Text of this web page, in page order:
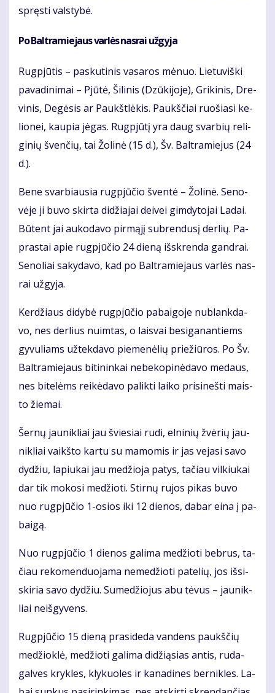
spręs­ti vals­ty­bė.
Po Bal­tra­mie­jaus var­lės nas­rai už­gy­ja
Rug­pjū­tis – pas­ku­ti­nis va­sa­ros mė­nuo. Lie­tu­viš­ki
pa­va­di­ni­mai – Pjū­tė, Ši­li­nis (Dzū­ki­jo­je), Gri­ki­nis, Dre­
vi­nis, De­gė­sis ar Paukšt­lė­kis. Paukš­čiai ruo­šia­si ke­
lio­nei, kau­pia jė­gas. Rug­pjū­tį yra daug svar­bių re­li­
gi­nių šven­čių, tai Žo­li­nė (15 d.), Šv. Bal­tra­mie­jus (24
d.).
Be­ne svar­biau­sia rug­pjū­čio šven­tė – Žo­li­nė. Se­no­
vė­je ji bu­vo skir­ta di­džia­jai dei­vei gim­dy­to­jai La­dai.
Bū­tent jai au­ko­da­vo pir­mą­jį su­bren­du­sį der­lių. Pa­
pras­tai apie rug­pjū­čio 24 die­ną iš­skren­da gan­drai.
Se­no­liai sa­ky­da­vo, kad po Bal­tra­mie­jaus var­lės nas­
rai už­gy­ja.
Ker­džiaus di­dy­bė rug­pjū­čio pa­bai­go­je nu­blank­da­
vo, nes der­lius nuim­tas, o lais­vai be­si­ga­nan­tiems
gy­vu­liams už­tek­da­vo pie­me­nė­lių prie­žiū­ros. Po Šv.
Bal­tra­mie­jaus bi­ti­nin­kai ne­be­ko­pi­nė­da­vo me­daus,
nes bi­te­lėms rei­kė­da­vo pa­lik­ti lai­ko pri­si­neš­ti mais­
to žie­mai.
Šer­nų jau­nik­liai jau švie­siai ru­di, el­ni­nių žvė­rių jau­
nik­liai vaikš­to kar­tu su ma­mo­mis ir jas ve­ja­si sa­vo
dy­džiu, la­piu­kai jau me­džio­ja pa­tys, ta­čiau vil­kiu­kai
dar tik mo­ko­si me­džio­ti. Stir­nų ru­jos pi­kas bu­vo
nuo rug­pjū­čio 1-osios iki 12 die­nos, da­bar ei­na į pa­
bai­gą.
Nuo rug­pjū­čio 1 die­nos ga­li­ma me­džio­ti beb­rus, ta­
čiau re­ko­men­duo­ja­ma ne­me­džio­ti pa­te­lių, jos iš­si­
ski­ria sa­vo dy­džiu. Su­me­džio­jus abu tė­vus – jau­nik­
liai ne­iš­gy­vens.
Rug­pjū­čio 15 die­ną pra­si­de­da van­dens paukš­čių
me­džiok­lė, me­džio­ti ga­li­ma di­dži­ą­sias an­tis, ru­da­
gal­ves kryk­les, kly­kuo­les ir ka­na­di­nes ber­nik­les. La­